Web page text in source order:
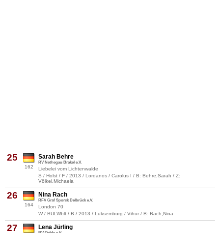
25
162
Sarah Behre
RV Nethegau Brakel e.V.
Liebelei vom Lichtenwalde
S / Holst / F / 2013 / Lordanos / Carolus I / B: Behre,Sarah / Z:
Völkel,Michaela
26
164
Nina Rach
RFV Graf Sporck Delbrück e.V.
London 70
W / BULWblt / B / 2013 / Luksemburg / Vihur / B: Rach,Nina
27 Lena Jürling